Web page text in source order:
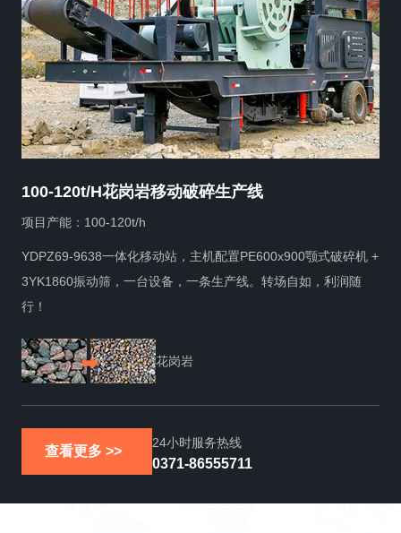
200t/h石灰石移动筛分筛分生产线
项目产能：200t/h
设备配置：YDPZ69-9638移动鄂式破碎站，主机配置
PE600x900鄂破；YDPZ1214-1860移动反击式破碎站，主机配
石灰石
查看更多 >>
24小时服务热线
0371-86555711